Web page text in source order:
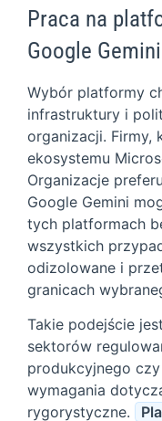
Praca na
Google Gemini
Wybór platformy
infrastruktury i
organizacji. Firmy,
ekosystemu
Organizacje
Google Gemini
tych platformach
wszystkich
odizolowane i
granicach
Takie podejście
sektorów
produkcyjnego
wymagania
rygorystyczne.